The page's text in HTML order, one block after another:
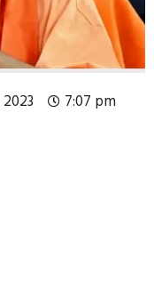
7:07 pm